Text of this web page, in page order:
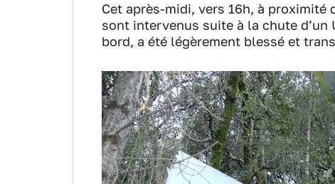
Cet après-midi, vers 16h, à
sont intervenus suite à la chute d’un
bord, a été légèrement blessé et